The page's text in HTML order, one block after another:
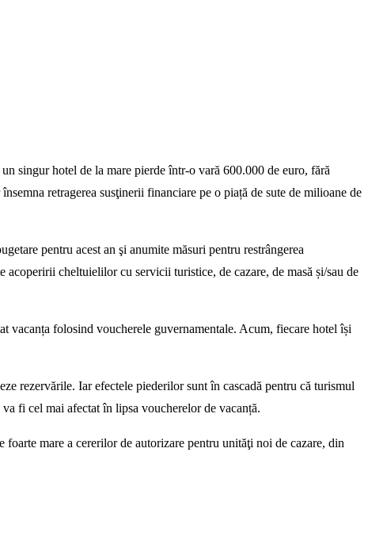
singur hotel de la mare pierde într-o vară 600.000 de euro, fără
retragerea susţinerii financiare pe o piață de sute de milioane de
pentru acest an şi anumite măsuri pentru restrângerea
cheltuielilor cu servicii turistice, de cazare, de masă și/sau de
vacanța folosind voucherele guvernamentale. Acum, fiecare hotel își
rezervările. Iar efectele piederilor sunt în cascadă pentru că turismul
fi cel mai afectat în lipsa voucherelor de vacanță.
mare a cererilor de autorizare pentru unităţi noi de cazare, din